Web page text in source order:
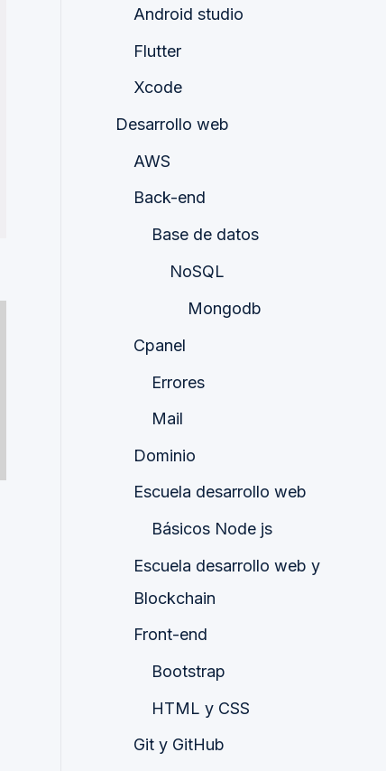
Android studio
Flutter
Xcode
Desarrollo web
AWS
Back-end
Base de datos
NoSQL
Mongodb
Cpanel
Errores
Mail
Dominio
Escuela desarrollo web
Básicos Node js
Escuela desarrollo web y
Blockchain
Front-end
Bootstrap
HTML y CSS
Git y GitHub